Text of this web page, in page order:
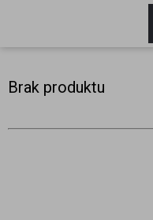
Brak produktu